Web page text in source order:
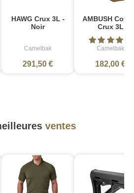
HAWG Crux 3L -
Noir
Camelbak
291,50 €
AMBUSH
Crux 3L
Camelbak
182,00 €
ventes